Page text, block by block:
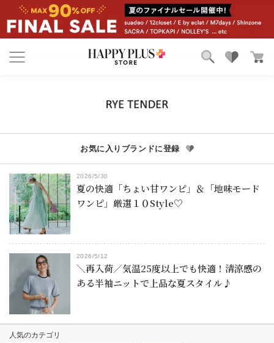
お気に入り
お気に入りブランドに登録
2026/5/30
夏の快適「ちょい甘ワンピ」＆「地味モード
ワンピ」厳選１０Style♡
2026/5/12
＼再入荷／気温25度以上でも快適！清涼感の
ある半袖ニットで上品な夏スタイル♪
人気のカテゴリ